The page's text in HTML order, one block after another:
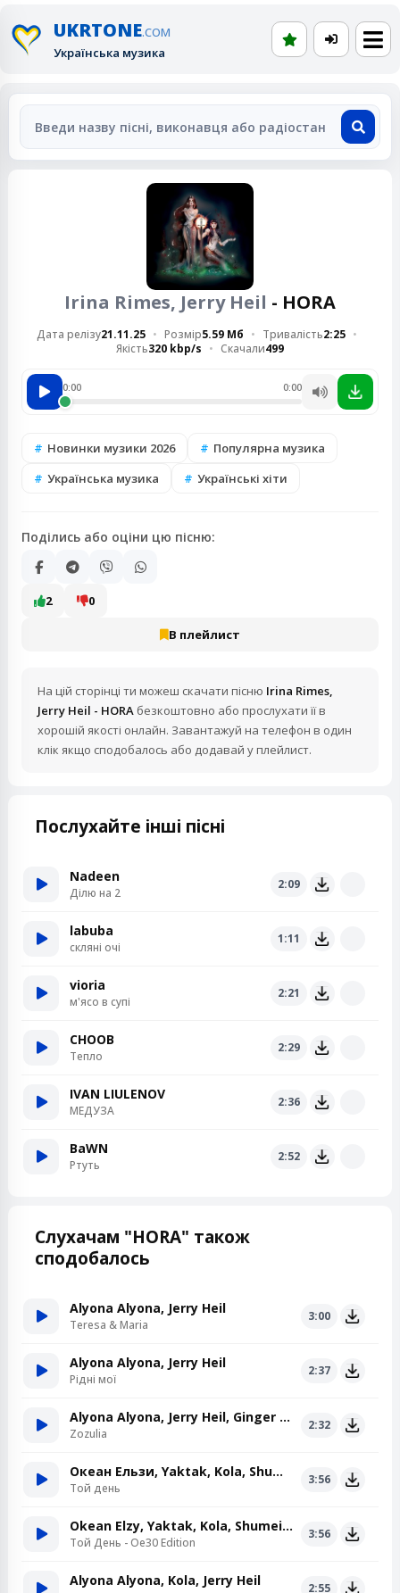
UKRTONE.COM
Українська музика
Irina Rimes, Jerry Heil - HORA
Дата релізу21.11.25 Розмір5.59 Мб Тривалість2:25
Якість320 kbp/s Скачали499
0:00 0:00
Новинки музики 2026
Популярна музика
Українська музика
Українські хіти
Поділись або оціни цю пісню:
2 0
В плейлист
На цій сторінці ти можеш скачати пісню Irina Rimes,
Jerry Heil - HORA безкоштовно або прослухати її в
хорошій якості онлайн. Завантажуй на телефон в один
клік якщо сподобалось або додавай у плейлист.
Послухайте інші пісні
Nadeen
Ділю на 2
2:09
labuba
скляні очі
1:11
vioria
м'ясо в супі
2:21
CHOOB
Тепло
2:29
IVAN LIULENOV
МЕДУЗА
2:36
BaWN
Ртуть
2:52
Слухачам "HORA" також
сподобалось
Alyona Alyona, Jerry Heil
Teresa & Maria
3:00
Alyona Alyona, Jerry Heil
Рідні мої
2:37
Alyona Alyona, Jerry Heil, Ginger Mane
Zozulia
2:32
Океан Ельзи, Yaktak, Kola, Shumei, Jerry Heil
Той день
3:56
Okean Elzy, Yaktak, Kola, Shumei, Jerry Heil
Той День - Oe30 Edition
3:56
Alyona Alyona, Kola, Jerry Heil 2:55